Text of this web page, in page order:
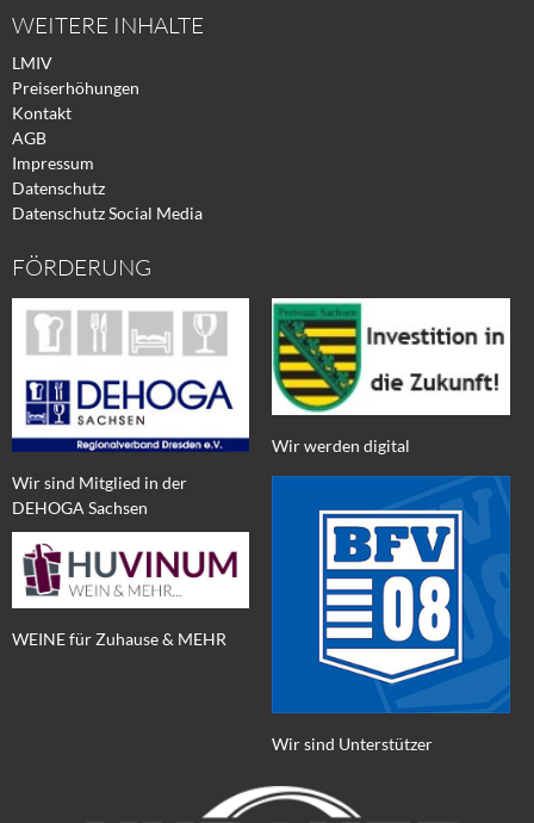
WEITERE INHALTE
LMIV
Preiserhöhungen
Kontakt
AGB
Impressum
Datenschutz
Datenschutz Social Media
FÖRDERUNG
Wir sind Mitglied in der
DEHOGA Sachsen
WEINE für Zuhause & MEHR
Wir werden digital
Wir sind Unterstützer